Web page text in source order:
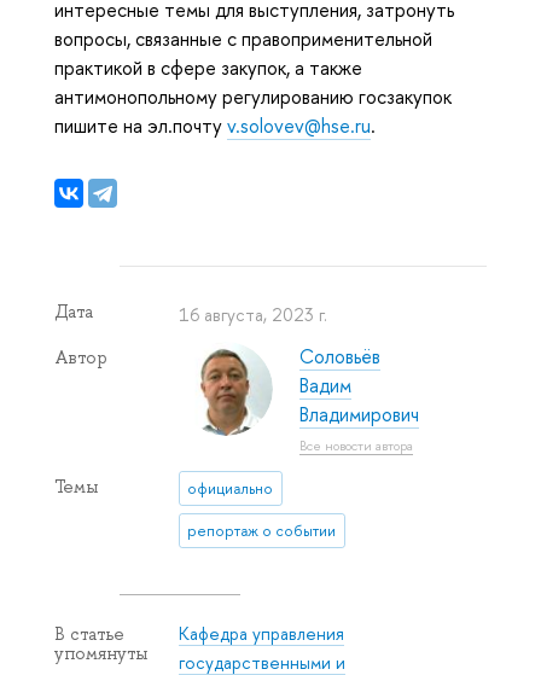
интересные темы для выступления, затронуть
вопросы, связанные с правоприменительной
практикой в сфере закупок, а также
антимонопольному регулированию госзакупок
пишите на эл.почтуv.solovev@hse.ru.
Дата 16 августа, 2023 г.
Автор
Соловьёв
Вадим
Владимирович
Все новости автора
Темы официально
репортаж о событии
В статье
упомянуты
Кафедра управления
государственными и